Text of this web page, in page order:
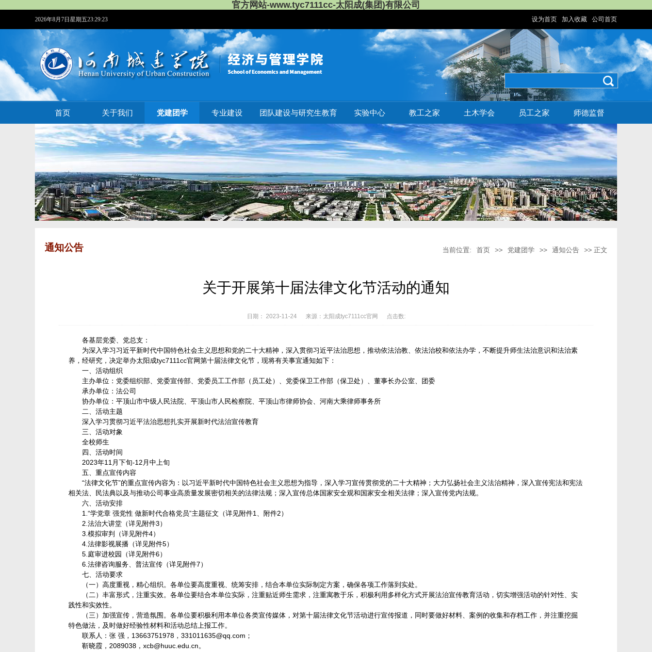
官方网站-www.tyc7111cc-太阳成(集团)有限公司
2026年8月7日星期五23:29:23 设为首页 加入收藏 公司首页
首页 关于我们 党建团学 专业建设 团队建设与研究生教育 实验中心 教工之家 土木学会 员工之家 师德监督
通知公告 当前位置: 首页 >> 党建团学 >> 通知公告 >> 正文
关于开展第十届法律文化节活动的通知
日期： 2023-11-24 来源：太阳成tyc7111cc官网 点击数:
各基层党委、党总支：
为深入学习习近平新时代中国特色社会主义思想和党的二十大精神，深入贯彻习近平法治思想，推动依法治教、依法治校和依法办学，不断提升师生法治意识和法治素
养，经研究，决定举办太阳成tyc7111cc官网第十届法律文化节，现将有关事宜通知如下：
一、活动组织
主办单位：党委组织部、党委宣传部、党委员工工作部（员工处）、党委保卫工作部（保卫处）、董事长办公室、团委
承办单位：法公司
协办单位：平顶山市中级人民法院、平顶山市人民检察院、平顶山市律师协会、河南大乘律师事务所
二、活动主题
深入学习贯彻习近平法治思想扎实开展新时代法治宣传教育
三、活动对象
全校师生
四、活动时间
2023年11月下旬-12月中上旬
五、重点宣传内容
“法律文化节”的重点宣传内容为：以习近平新时代中国特色社会主义思想为指导，深入学习宣传贯彻党的二十大精神；大力弘扬社会主义法治精神，深入宣传宪法和宪法
相关法、民法典以及与推动公司事业高质量发展密切相关的法律法规；深入宣传总体国家安全观和国家安全相关法律；深入宣传党内法规。
六、活动安排
1.“学党章 强党性 做新时代合格党员”主题征文（详见附件1、附件2）
2.法治大讲堂（详见附件3）
3.模拟审判（详见附件4）
4.法律影视展播（详见附件5）
5.庭审进校园（详见附件6）
6.法律咨询服务、普法宣传（详见附件7）
七、活动要求
（一）高度重视，精心组织。各单位要高度重视、统筹安排，结合本单位实际制定方案，确保各项工作落到实处。
（二）丰富形式，注重实效。各单位要结合本单位实际，注重贴近师生需求，注重寓教于乐，积极利用多样化方式开展法治宣传教育活动，切实增强活动的针对性、实
践性和实效性。
（三）加强宣传，营造氛围。各单位要积极利用本单位各类宣传媒体，对第十届法律文化节活动进行宣传报道，同时要做好材料、案例的收集和存档工作，并注重挖掘
特色做法，及时做好经验性材料和活动总结上报工作。
联系人：张 强，13663751978，331011635@qq.com；
靳晓霞，2089038，xcb@huuc.edu.cn。